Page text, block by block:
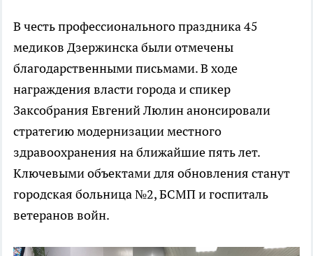
В честь профессионального праздника 45
медиков Дзержинска были отмечены
благодарственными письмами. В ходе
награждения власти города и спикер
Заксобрания Евгений Люлин анонсировали
стратегию модернизации местного
здравоохранения на ближайшие пять лет.
Ключевыми объектами для обновления станут
городская больница №2, БСМП и госпиталь
ветеранов войн.